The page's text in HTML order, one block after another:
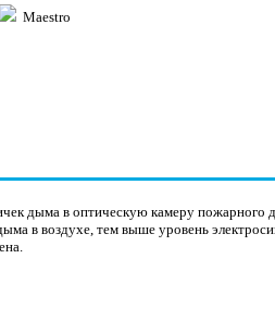
Maestro
дыма в оптическую камеру пожарного
в воздухе, тем выше уровень